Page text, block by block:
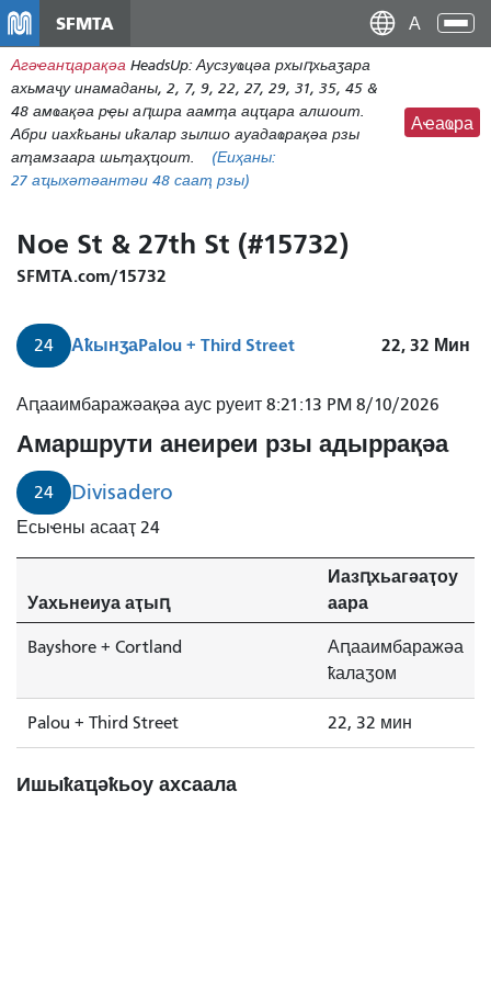
наи
дунг
SFMTA
Агәҽанҵарақәа HeadsUp: Аусзуҩцәа рхыԥхьаӡара
ахьмаҷу инамаданы, 2, 7, 9, 22, 27, 29, 31, 35, 45 &
48 амҩақәа рҿы аԥшра аамҭа ацҵара алшоит.
Абри иахҟьаны иҟалар зылшо ауадаҩрақәа рзы
аҭамзаара шьҭаҳҵоит.
(Еиҳаны:
27 аҵыхәтәантәи 48 сааҭ рзы)
Аҽаҩра
Noe St & 27th St (#15732)
SFMTA.com/15732
24 АҟынӡаPalou + Third Street 22, 32 Мин
Аԥааимбаражәақәа аус руеит 8:21:13 PM 8/10/2026
Амаршрути анеиреи рзы адыррақәа
24 Divisadero
Есыҽны асааҭ 24
Уахьнеиуа аҭыԥ
Иазԥхьагәаҭоу
аара
Bayshore + Cortland
Аԥааимбаражәа
ҟалаӡом
Palou + Third Street 22, 32 мин
Ишыҟаҵәҟьоу ахсаала